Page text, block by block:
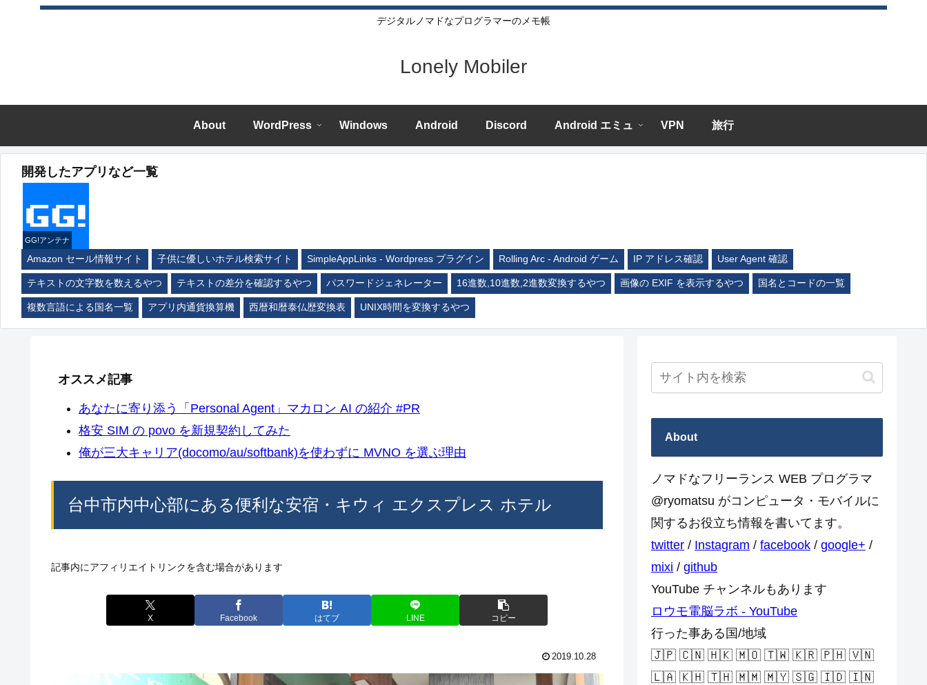
デジタルノマドなプログラマーのメモ帳
Lonely Mobiler
About WordPress Windows Android Discord Android エミュ VPN 旅行
開発したアプリなど一覧
GG!アンテナ
Amazon セール情報サイト 子供に優しいホテル検索サイト SimpleAppLinks - Wordpress プラグイン Rolling Arc - Android ゲーム IP アドレス確認 User Agent 確認
テキストの文字数を数えるやつ テキストの差分を確認するやつ パスワードジェネレーター 16進数,10進数,2進数変換するやつ 画像の EXIF を表示するやつ 国名とコードの一覧
複数言語による国名一覧 アプリ内通貨換算機 西暦和暦泰仏歴変換表 UNIX時間を変換するやつ
オススメ記事
あなたに寄り添う「Personal Agent」マカロン AI の紹介 #PR
格安 SIM の povo を新規契約してみた
俺が三大キャリア(docomo/au/softbank)を使わずに MVNO を選ぶ理由
台中市内中心部にある便利な安宿・キウィ エクスプレス ホテル
記事内にアフィリエイトリンクを含む場合があります
X Facebook はてブ LINE コピー
2019.10.28
About
ノマドなフリーランス WEB プログラマ
@ryomatsu がコンピュータ・モバイルに
関するお役立ち情報を書いてます。
twitter / Instagram / facebook / google+ /
mixi / github
YouTube チャンネルもあります
ロウモ電脳ラボ - YouTube
行った事ある国/地域
🇯🇵 🇨🇳 🇭🇰 🇲🇴 🇹🇼 🇰🇷 🇵🇭 🇻🇳
🇱🇦 🇰🇭 🇹🇭 🇲🇲 🇲🇾 🇸🇬 🇮🇩 🇮🇳